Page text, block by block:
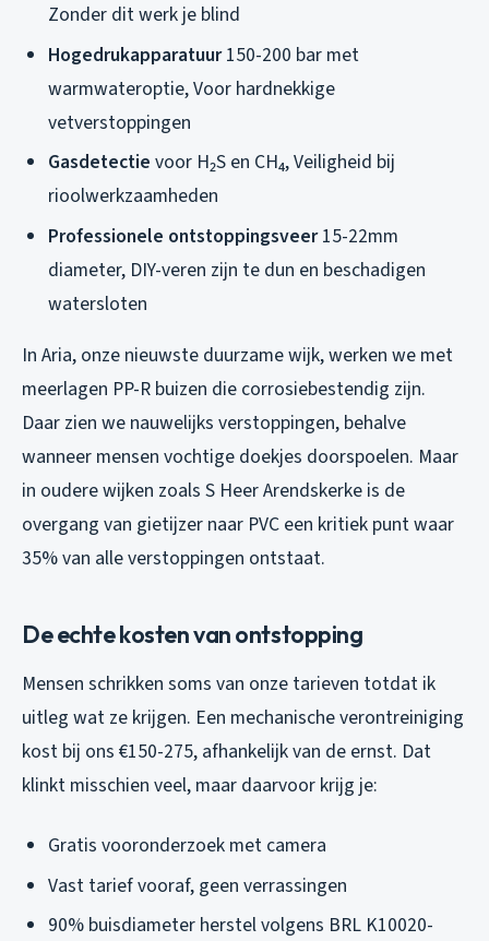
Zonder dit werk je blind
Hogedrukapparatuur150-200 bar met
warmwateroptie, Voor hardnekkige
vetverstoppingen
Gasdetectie voor H₂S en CH₄, Veiligheid bij
rioolwerkzaamheden
Professionele ontstoppingsveer15-22mm
diameter, DIY-veren zijn te dun en beschadigen
watersloten
In Aria, onze nieuwste duurzame wijk, werken we met
meerlagen PP-R buizen die corrosiebestendig zijn.
Daar zien we nauwelijks verstoppingen, behalve
wanneer mensen vochtige doekjes doorspoelen. Maar
in oudere wijken zoals S Heer Arendskerke is de
overgang van gietijzer naar PVC een kritiek punt waar
35% van alle verstoppingen ontstaat.
De echte kosten van ontstopping
Mensen schrikken soms van onze tarieven totdat ik
uitleg wat ze krijgen. Een mechanische verontreiniging
kost bij ons €150-275, afhankelijk van de ernst. Dat
klinkt misschien veel, maar daarvoor krijg je:
Gratis vooronderzoek met camera
Vast tarief vooraf, geen verrassingen
90% buisdiameter herstel volgens BRL K10020-